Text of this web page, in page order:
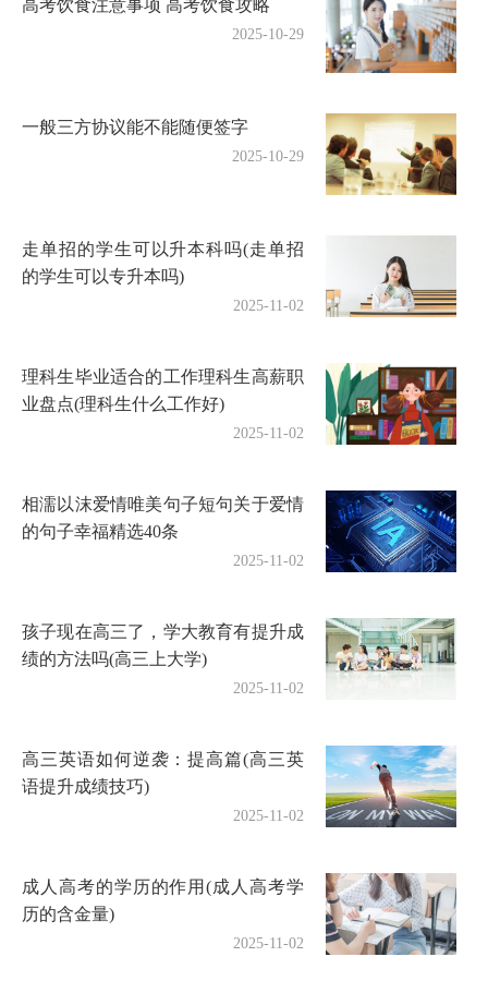
高考饮食注意事项 高考饮食攻略
2025-10-29
一般三方协议能不能随便签字
2025-10-29
走单招的学生可以升本科吗(走单招
的学生可以专升本吗)
2025-11-02
理科生毕业适合的工作理科生高薪职
业盘点(理科生什么工作好)
2025-11-02
相濡以沫爱情唯美句子短句关于爱情
的句子幸福精选40条
2025-11-02
孩子现在高三了，学大教育有提升成
绩的方法吗(高三上大学)
2025-11-02
高三英语如何逆袭：提高篇(高三英
语提升成绩技巧)
2025-11-02
成人高考的学历的作用(成人高考学
历的含金量)
2025-11-02